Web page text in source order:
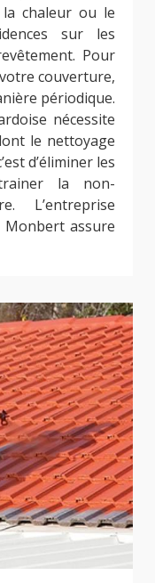
chaleur ou le
sur les
Pour
couverture,
périodique.
nécessite
le nettoyage
d’éliminer les
la non-
L’entreprise
assure